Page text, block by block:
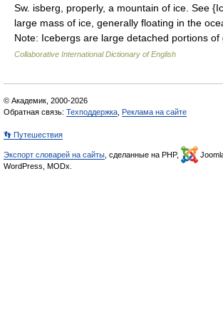
Sw. isberg, properly, a mountain of ice. See
large mass of ice, generally floating in the
Note: Icebergs are large detached portions
Collaborative International Dictionary of English
© Академик, 2000-2026
Обратная связь: Техподдержка Реклама на сайте
👣 Путешествия
Экспорт словарей на сайты , сделанные на PHP,
WordPress, MODx.